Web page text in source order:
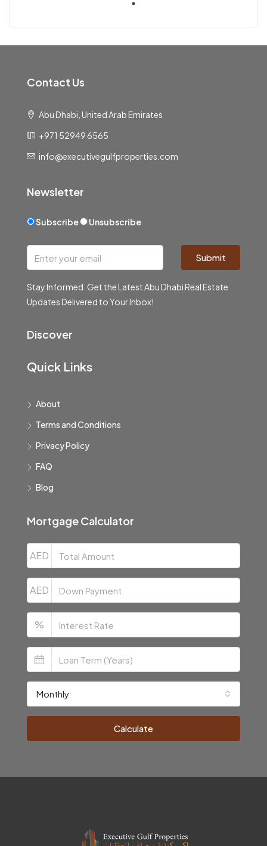
Contact Us
Abu Dhabi, United Arab Emirates
+971 52949 6565
info@executivegulfproperties.com
Newsletter
Subscribe Unsubscribe
Submit
Stay Informed: Get the Latest Abu Dhabi Real Estate
Updates Delivered to Your Inbox!
Discover
Quick Links
About
Terms and Conditions
Privacy Policy
FAQ
Blog
Mortgage Calculator
AED
AED
%
Monthly
Calculate